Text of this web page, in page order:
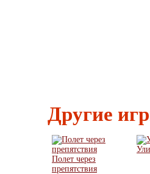
Другие
Полет через
препятствия